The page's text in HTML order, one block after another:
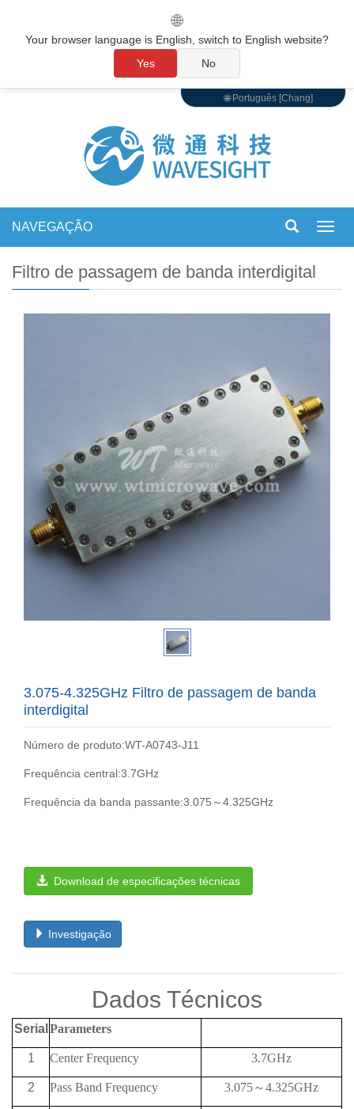
🌐 Português [Chang]
NAVEGAÇÃO
Filtro de passagem de banda interdigital
3.075-4.325GHz Filtro de passagem de banda
interdigital
Número de produto:WT-A0743-J11
Frequência central:3.7GHz
Frequência da banda passante:3.075～4.325GHz
Download de especificações técnicas
Investigação
Dados Técnicos
Serial Parameters
1 Center Frequency 3.7GHz
2 Pass Band Frequency 3.075～4.325GHz
🌐
Your browser language is English, switch to English website?
Yes
No